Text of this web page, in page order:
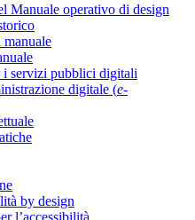
Manuale operativo di design
manuale
i servizi pubblici digitali
digitale (e-
by design
l’accessibilità